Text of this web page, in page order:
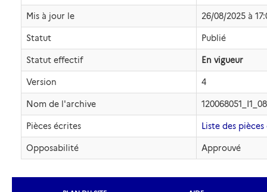
Mis à jour le 26/08/2025 à
Statut Publié
Statut effectif En vigueur
Version 4
Nom de l'archive
Pièces écrites Liste des
Opposabilité Approuvé